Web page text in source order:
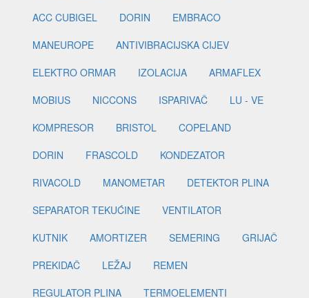
ACC CUBIGEL
DORIN
EMBRACO
MANEUROPE
ANTIVIBRACIJSKA CIJEV
ELEKTRO ORMAR
IZOLACIJA
ARMAFLEX
MOBIUS
NICCONS ISPARIVAČ
LU - VE
KOMPRESOR
BRISTOL
COPELAND
DORIN
FRASCOLD
KONDEZATOR
RIVACOLD
MANOMETAR
DETEKTOR PLINA
SEPARATOR TEKUĆINE
VENTILATOR
KUTNIK
AMORTIZER SEMERING
GRIJAČ
PREKIDAČ
LEŽAJ
REMEN
REGULATOR PLINA
TERMOELEMENTI